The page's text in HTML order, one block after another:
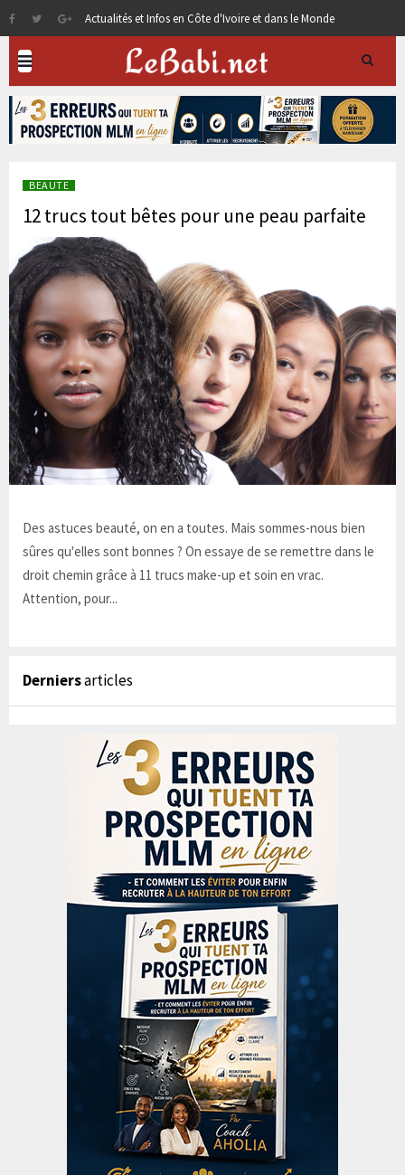
Actualités et Infos en Côte d'Ivoire et dans le Monde
BEAUTE
12 trucs tout bêtes pour une peau parfaite
Des astuces beauté, on en a toutes. Mais sommes-nous bien
sûres qu'elles sont bonnes ? On essaye de se remettre dans le
droit chemin grâce à 11 trucs make-up et soin en vrac.
Attention, pour...
Derniersarticles